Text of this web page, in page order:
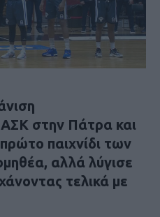
στην Πάτρα και
παιχνίδι των
αλλά λύγισε
τελικά με